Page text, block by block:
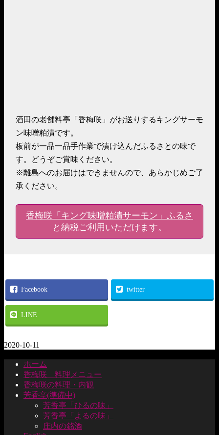
酒田の老舗料亭「香梅咲」がお送りするキングサーモ
ン味噌粕漬です。
板前が一品一品手作業で漬け込んだふるさとの味で
す。どうぞご賞味ください。
※離島へのお届けはできませんので、あらかじめご了
承ください。
香梅咲「キング味噌粕漬サーモン」ふるさ
と納税ご利用いただけます。
Facebook twitter
LINE
2020-10-11
ホーム
香梅咲 料理メニュー
香梅咲の料理・内観
芳香亭(準備中)
芳香亭「ひるの味」
芳香亭「よるの味」
庄内の銘酒